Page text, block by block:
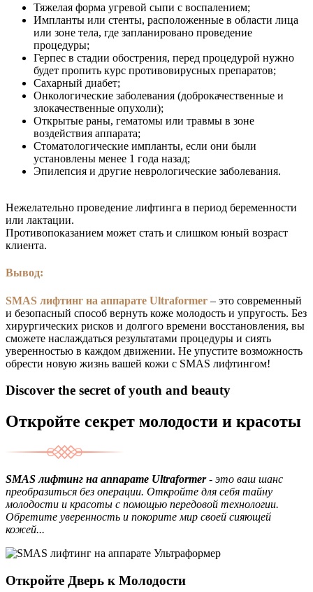
Тяжелая форма угревой сыпи с воспалением;
Импланты или стенты, расположенные в области лица
или зоне тела, где запланировано проведение
процедуры;
Герпес в стадии обострения, перед процедурой нужно
будет пропить курс противовирусных препаратов;
Сахарный диабет;
Онкологические заболевания (доброкачественные и
злокачественные опухоли);
Открытые раны, гематомы или травмы в зоне
воздействия аппарата;
Стоматологические импланты, если они были
установлены менее 1 года назад;
Эпилепсия и другие неврологические заболевания.
Нежелательно проведение лифтинга в период беременности
или лактации.
Противопоказанием может стать и слишком юный возраст
клиента.
Вывод:
SMAS лифтинг на аппарате Ultraformer – это современный
и безопасный способ вернуть коже молодость и упругость. Без
хирургических рисков и долгого времени восстановления, вы
сможете наслаждаться результатами процедуры и сиять
уверенностью в каждом движении. Не упустите возможность
обрести новую жизнь вашей кожи с SMAS лифтингом!
Discover the secret of youth and beauty
Откройте секрет молодости и красоты
SMAS лифтинг на аппарате Ultraformer- это ваш шанс
преобразиться без операции. Откройте для себя тайну
молодости и красоты с помощью передовой технологии.
Обретите уверенность и покорите мир своей сияющей
кожей...
Откройте Дверь к Молодости